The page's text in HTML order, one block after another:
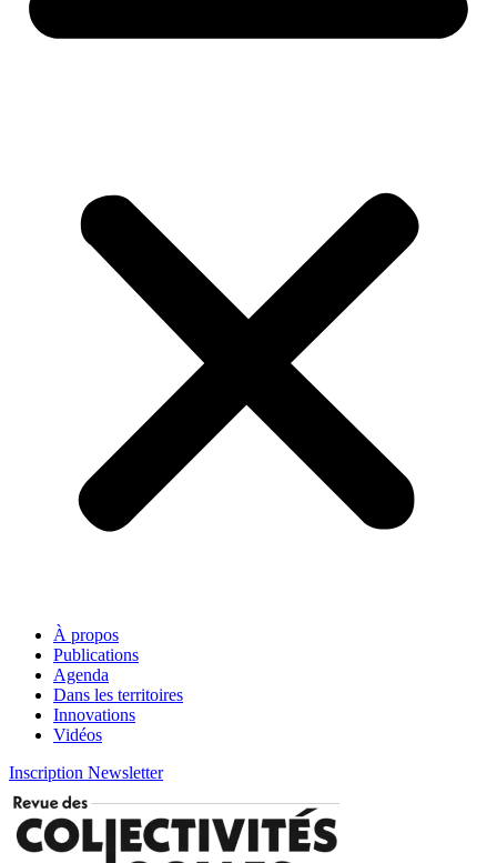
À propos
Publications
Agenda
Dans les territoires
Innovations
Vidéos
Inscription Newsletter